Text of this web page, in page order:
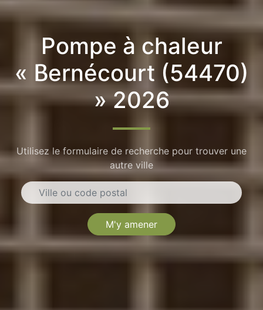
Pompe à chaleur
« Bernécourt (54470)
» 2026
Utilisez le formulaire de recherche pour trouver une
autre ville
M'y amener